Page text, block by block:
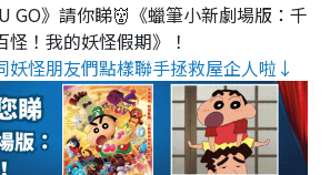
GO》請你睇👹《蠟筆小新劇場版：千
怪！我的妖怪假期》！
妖怪朋友們點樣聯手拯救屋企人啦↓